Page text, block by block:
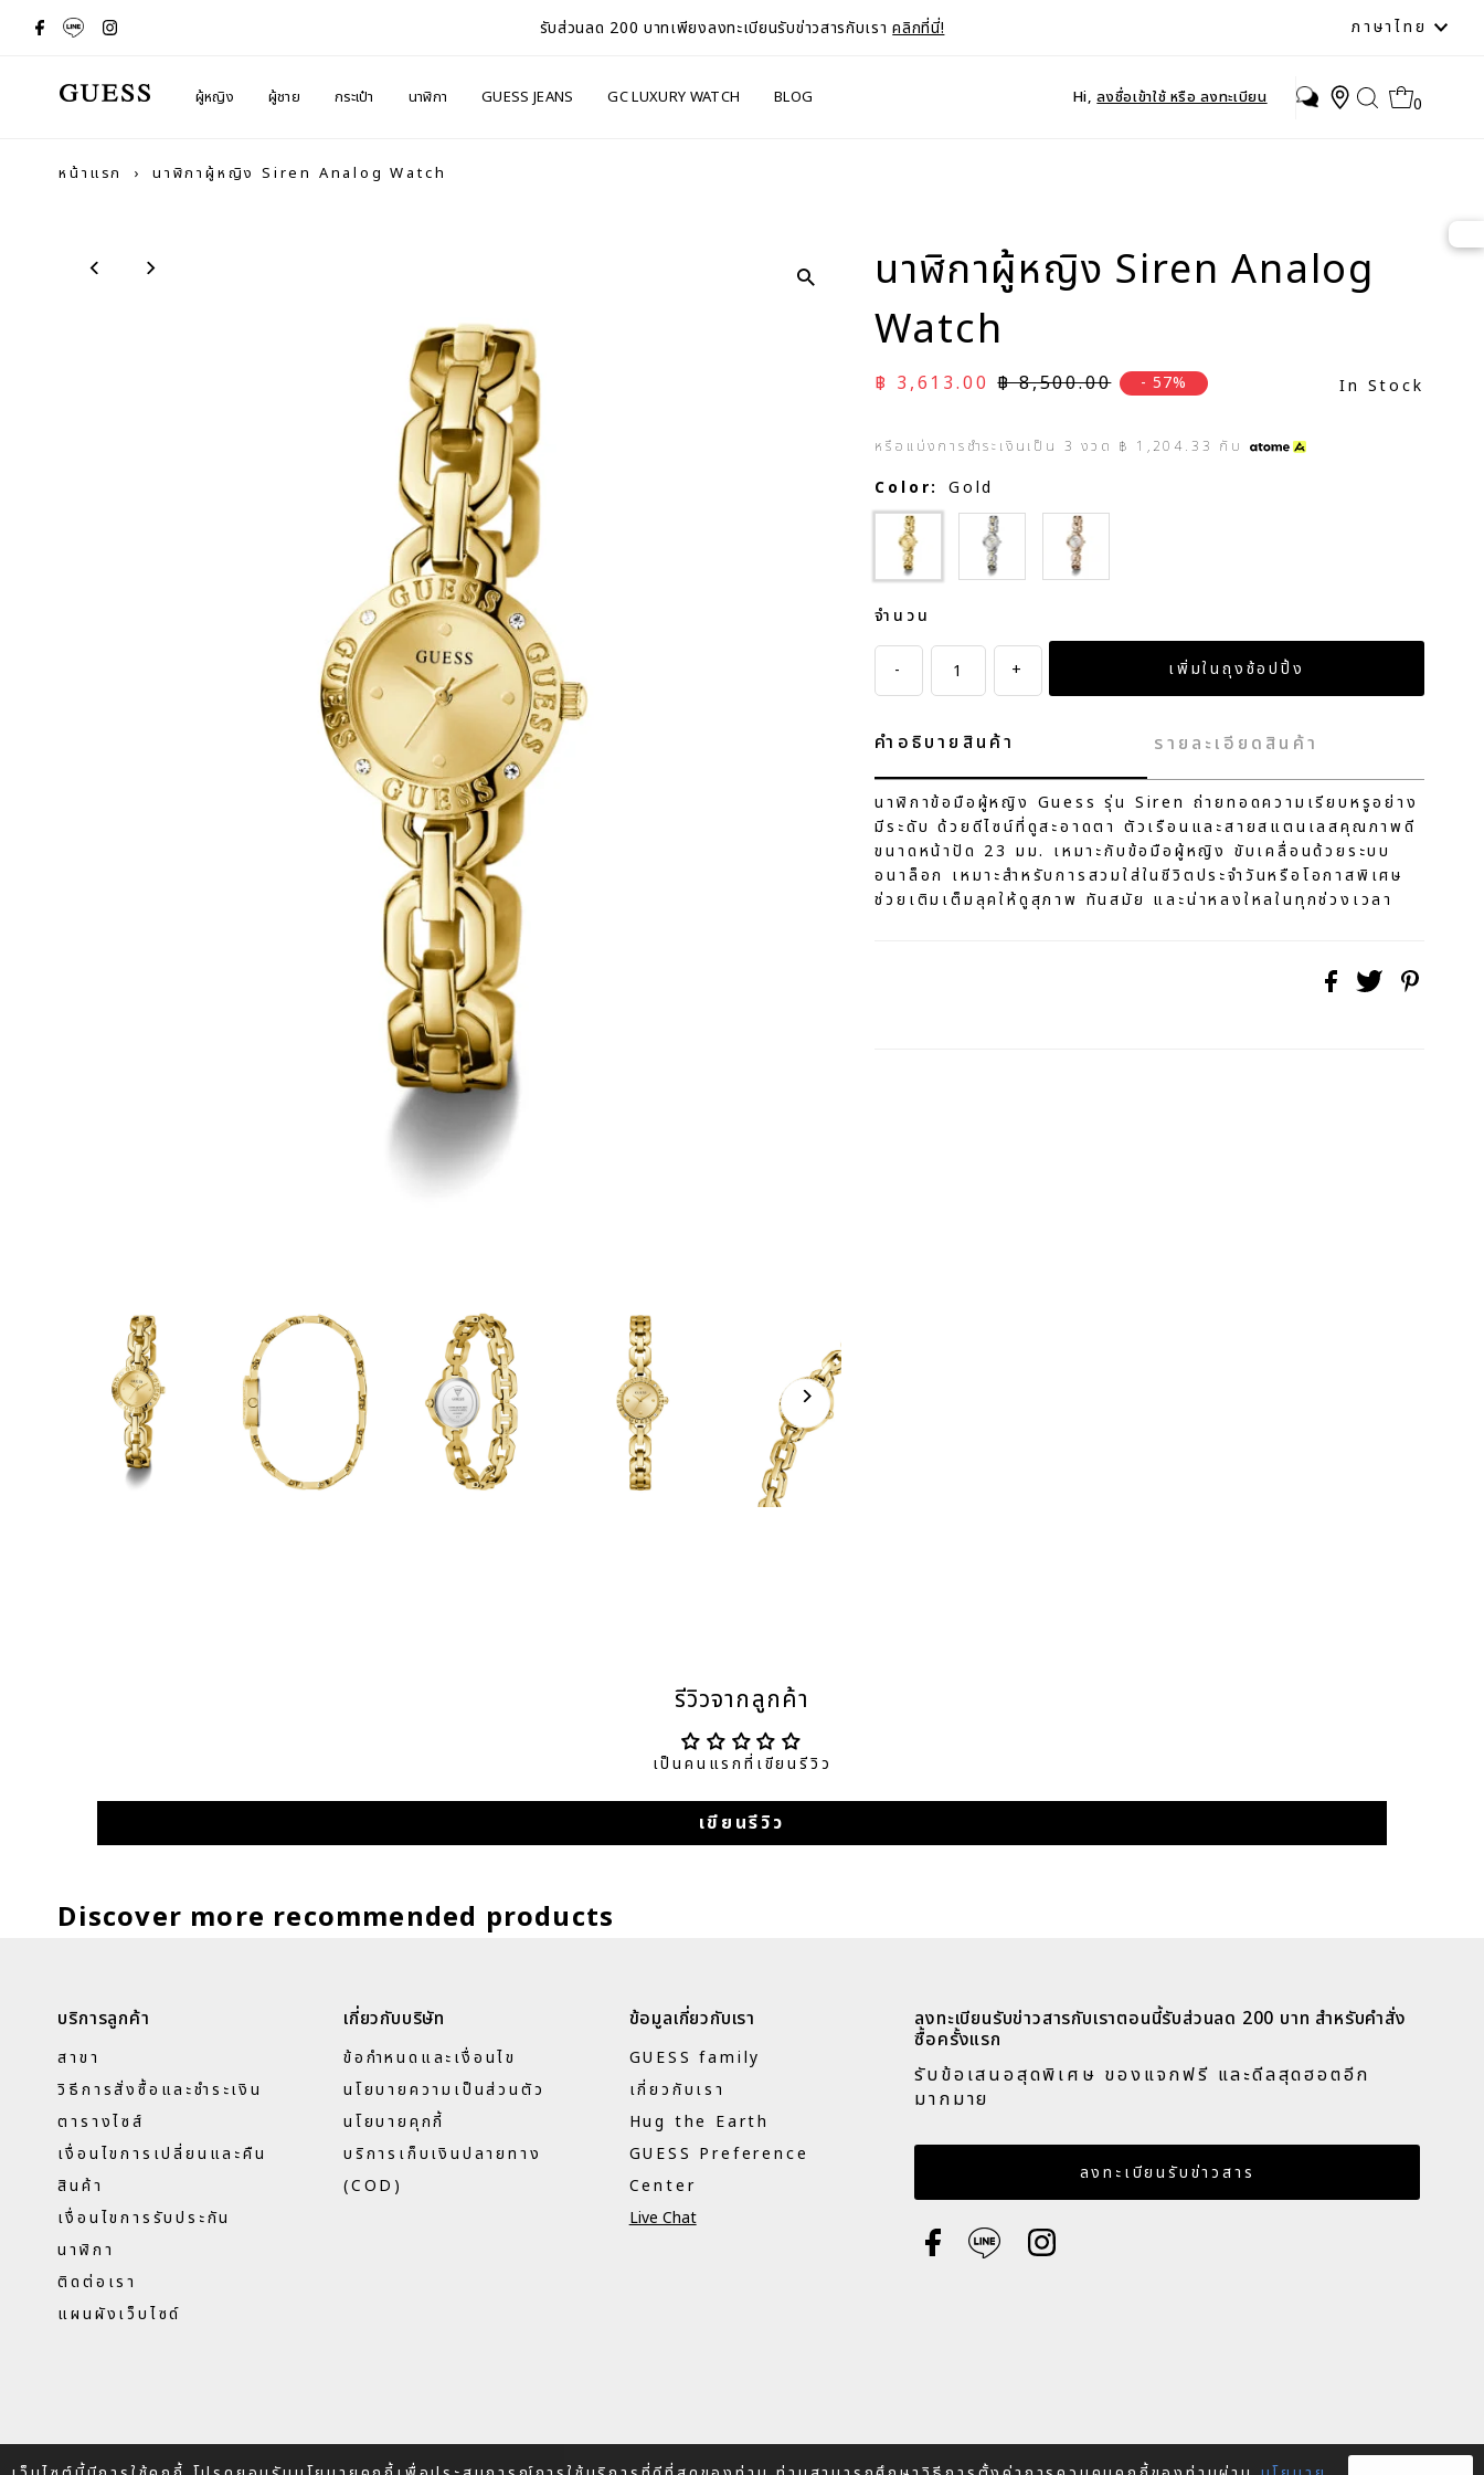
รับส่วนลด 200 บาทเพียงลงทะเบียนรับข่าวสารกับเราคลิกที่นี่! ภาษา
ภาษาไทย
ผู้หญิง ผู้ชาย กระเป๋า นาฬิกา GUESS JEANS GC LUXURY WATCH BLOG Hi,ลงชื่อเข้าใช้ หรือ ลงทะเบียน 0
หน้าแรก › นาฬิกาผู้หญิง Siren Analog Watch
นาฬิกาผู้หญิง Siren Analog
Watch
ราคาลด
฿ 3,613.00 ราคาปกติ
฿ 8,500.00 - 57% In Stock
หรือแบ่งการชำระเงินเป็น 3 งวด ฿ 1,204.33 กับ
Color: Gold
Silver Rose Gold
จำนวน
- +
คำอธิบายสินค้า รายละเอียดสินค้า
นาฬิกาข้อมือผู้หญิง Guess รุ่น Siren ถ่ายทอดความเรียบหรูอย่าง
มีระดับ ด้วยดีไซน์ที่ดูสะอาดตา ตัวเรือนและสายสแตนเลสคุณภาพดี
ขนาดหน้าปัด 23 มม. เหมาะกับข้อมือผู้หญิง ขับเคลื่อนด้วยระบบ
อนาล็อก เหมาะสำหรับการสวมใส่ในชีวิตประจำวันหรือโอกาสพิเศษ
ช่วยเติมเต็มลุคให้ดูสุภาพ ทันสมัย และน่าหลงใหลในทุกช่วงเวลา
รีวิวจากลูกค้า
เป็นคนแรกที่เขียนรีวิว
เขียนรีวิว
Discover more recommended products
บริการลูกค้า
สาขา
วิธีการสั่งซื้อและชำระเงิน
ตารางไซส์
เงื่อนไขการเปลี่ยนและคืน
สินค้า
เงื่อนไขการรับประกัน
นาฬิกา
ติดต่อเรา
แผนผังเว็บไซด์
เกี่ยวกับบริษัท
ข้อกำหนดและเงื่อนไข
นโยบายความเป็นส่วนตัว
นโยบายคุกกี้
บริการเก็บเงินปลายทาง
(COD)
ข้อมูลเกี่ยวกับเรา
GUESS family
เกี่ยวกับเรา
Hug the Earth
GUESS Preference
Center
Live Chat
ลงทะเบียนรับข่าวสารกับเราตอนนี้รับส่วนลด 200 บาท สำหรับคำสั่ง
ซื้อครั้งแรก​
รับข้อเสนอสุดพิเศษ ของแจกฟรี และดีลสุดฮอตอีก
มากมาย​
กรอกอีเมล
ลงทะเบียนรับข่าวสาร